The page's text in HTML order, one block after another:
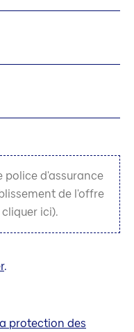
police d'assurance
de l'offre
ici).
.
protection des